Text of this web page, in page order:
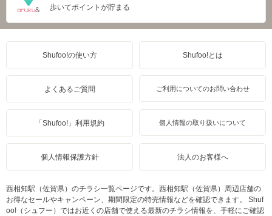
歩いてポイントが貯まる
Shufoo!の使い方 Shufoo!とは
よくあるご質問 ご利用についてのお問い合わせ
「Shufoo!」利用規約 個人情報の取り扱いについて
個人情報保護方針 法人のお客様へ
西相知駅（佐賀県）のチラシ一覧ページです。西相知駅（佐賀県）周辺店舗の
お得なセールやキャンペーン、期間限定の特売情報などを確認できます。 Shuf
oo!（シュフー）ではお近くの店舗で使える最新のチラシ情報を、手軽にご確認